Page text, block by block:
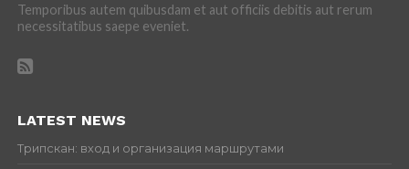
Temporibus autem quibusdam et aut officiis debitis aut rerum
necessitatibus saepe eveniet.
LATEST NEWS
Трипскан: вход и организация маршрутами